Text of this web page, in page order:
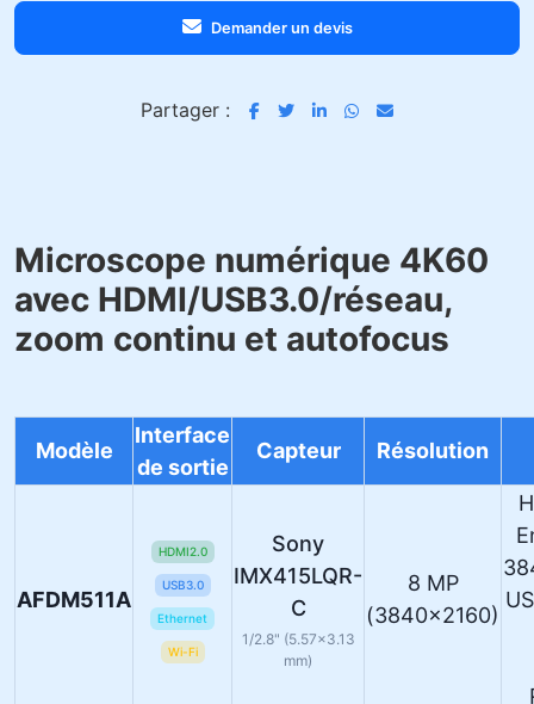
Demander un devis
Partager :
Microscope numérique 4K60
avec HDMI/USB3.0/réseau,
zoom continu et autofocus
Modèle
Interface
de sortie
Capteur Résolution
AFDM511A
HDMI2.0
USB3.0
Ethernet
Wi-Fi
Sony
IMX415LQR-
C
1/2.8" (5.57×3.13
mm)
8 MP
(3840×2160)